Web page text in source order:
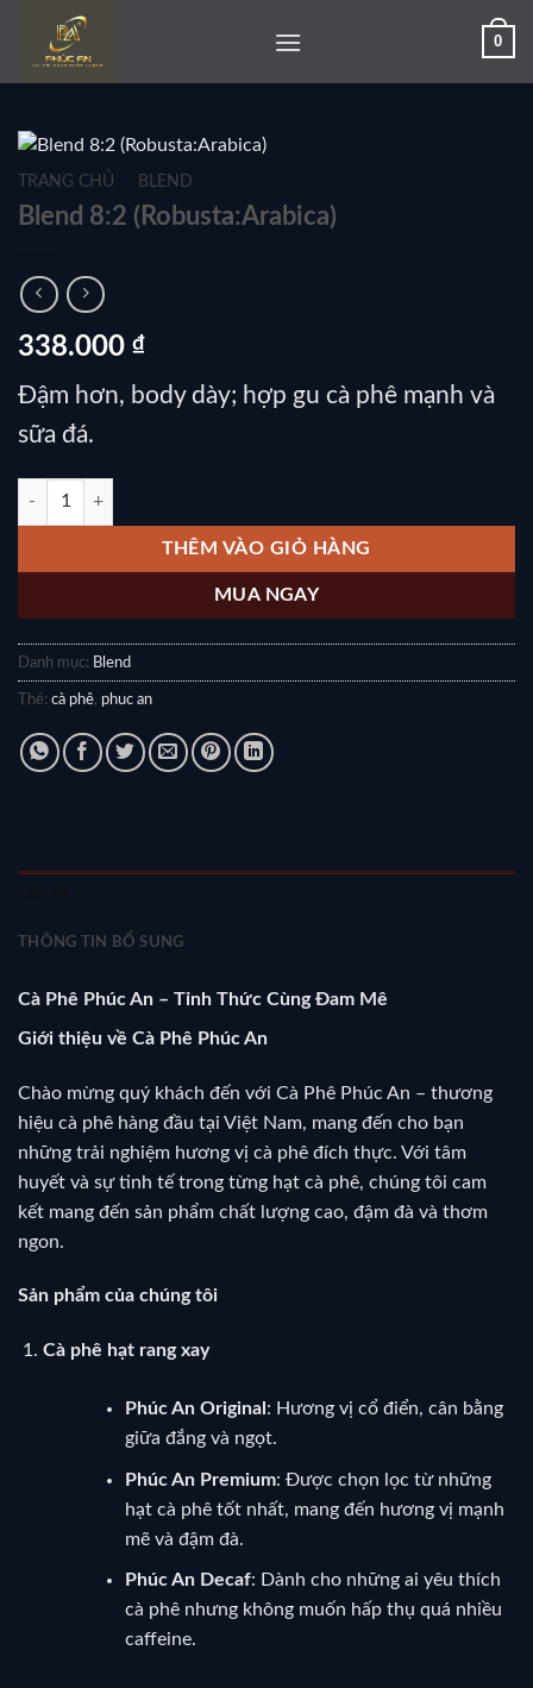
0
TRANG CHỦ BLEND
Blend 8:2 (Robusta:Arabica)
338.000 ₫
Đậm hơn, body dày; hợp gu cà phê mạnh và
sữa đá.
Blend 8:2 (Robusta:Arabica) số lượng
THÊM VÀO GIỎ HÀNG
MUA NGAY
Danh mục: Blend
Thẻ: cà phê, phuc an
THÔNG TIN BỔ SUNG
Cà Phê Phúc An – Tỉnh Thức Cùng Đam Mê
Giới thiệu về Cà Phê Phúc An
Chào mừng quý khách đến với Cà Phê Phúc An – thương
hiệu cà phê hàng đầu tại Việt Nam, mang đến cho bạn
những trải nghiệm hương vị cà phê đích thực. Với tâm
huyết và sự tinh tế trong từng hạt cà phê, chúng tôi cam
kết mang đến sản phẩm chất lượng cao, đậm đà và thơm
ngon.
Sản phẩm của chúng tôi
Cà phê hạt rang xay
Phúc An Original : Hương vị cổ điển, cân bằng
giữa đắng và ngọt.
Phúc An Premium: Được chọn lọc từ những
hạt cà phê tốt nhất, mang đến hương vị mạnh
mẽ và đậm đà.
Phúc An Decaf: Dành cho những ai yêu thích
cà phê nhưng không muốn hấp thụ quá nhiều
caffeine.